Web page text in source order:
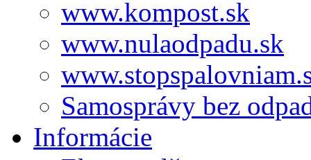
www.kompost.sk
www.nulaodpadu.sk
Samosprávy bez
Informácie